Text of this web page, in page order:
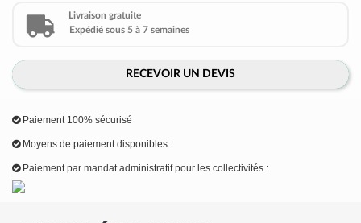
Livraison gratuite
Expédié sous 5 à 7 semaines
RECEVOIR UN DEVIS
Paiement 100% sécurisé
Moyens de paiement disponibles :
Paiement par mandat administratif pour les collectivités :